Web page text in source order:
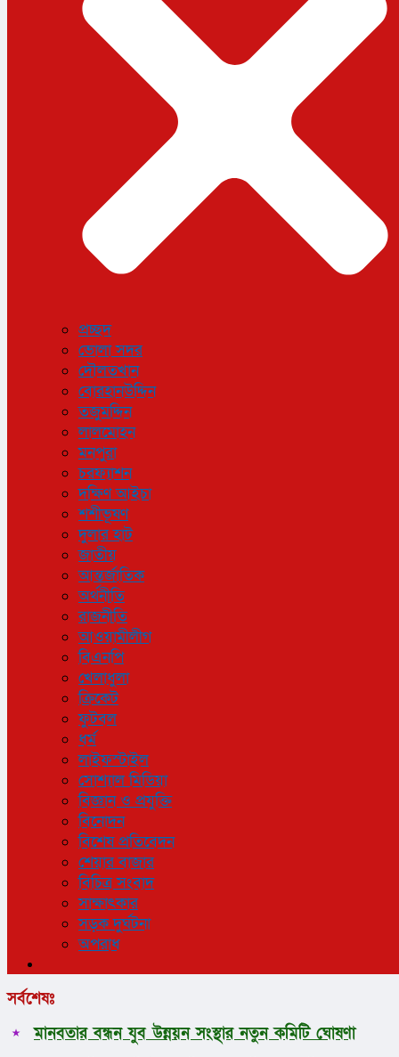
লাইফস্টাইল
সোশ্যাল মিডিয়া
বিজ্ঞান ও প্রযুক্তি
বিশেষ প্রতিবেদন
শেয়ার বাজার
বিচিত্র সংবাদ
সাক্ষাৎকার
সড়ক দুর্ঘটনা
অপরাধ
প্রচ্ছদ
ভোলা সদর
দৌলতখান
বোরহানউদ্দিন
তজুমদ্দিন
লালমোহন
মনপুরা
চরফ্যাশন
দক্ষিণ আইচা
শশীভূষণ
দুলার হাট
জাতীয়
আন্তর্জাতিক
অর্থনীতি
রাজনীতি
আওয়ামীলীগ
বিএনপি
খেলাধুলা
ক্রিকেট
ফুটবল
ধর্ম
লাইফস্টাইল
সোশ্যাল মিডিয়া
বিজ্ঞান ও প্রযুক্তি
বিনোদন
বিশেষ প্রতিবেদন
শেয়ার বাজার
বিচিত্র সংবাদ
সাক্ষাৎকার
সড়ক দুর্ঘটনা
অপরাধ
সর্বশেষঃ
মানবতার বন্ধন যুব উন্নয়ন সংস্থার নতুন কমিটি ঘোষণা